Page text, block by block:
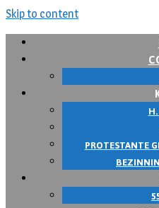
Skip to content
PROTESTANTE